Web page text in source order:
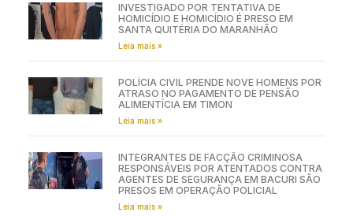
INVESTIGADO POR TENTATIVA DE
HOMICÍDIO E HOMICÍDIO É PRESO EM
SANTA QUITÉRIA DO MARANHÃO
Leia mais »
POLÍCIA CIVIL PRENDE NOVE HOMENS POR
ATRASO NO PAGAMENTO DE PENSÃO
ALIMENTÍCIA EM TIMON
Leia mais »
INTEGRANTES DE FACÇÃO CRIMINOSA
RESPONSÁVEIS POR ATENTADOS CONTRA
AGENTES DE SEGURANÇA EM BACURI SÃO
PRESOS EM OPERAÇÃO POLICIAL
Leia mais »